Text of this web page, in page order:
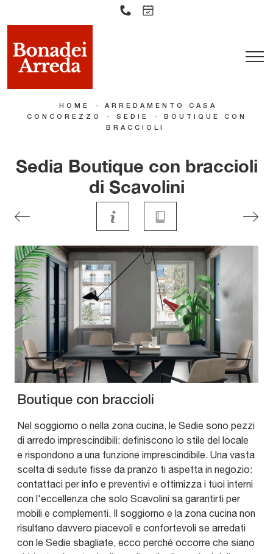
HOME -
ARREDAMENTO CASA
CONCOREZZO
- SEDIE -
BOUTIQUE CON
BRACCIOLI
Sedia Boutique con braccioli
di Scavolini
Boutique con braccioli
Nel soggiorno o nella zona cucina, le Sedie sono pezzi
di arredo imprescindibili: definiscono lo stile del locale
e rispondono a una funzione imprescindibile. Una vasta
scelta di sedute fisse da pranzo ti aspetta in negozio:
contattaci per info e preventivi e ottimizza i tuoi interni
con l'eccellenza che solo Scavolini sa garantirti per
mobili e complementi. Il soggiorno e la zona cucina non
risultano davvero piacevoli e confortevoli se arredati
con le Sedie sbagliate, ecco perché occorre che siano